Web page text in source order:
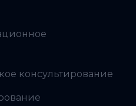
консультирование